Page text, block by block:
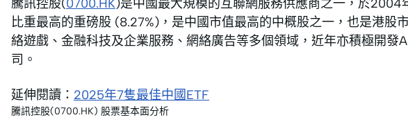
騰訊控股(0700.HK)是中國最大規模的互聯網服務供應商之一，於2004
比重最高的重磅股 (8.27%)，是中國市值最高的中概股之一，也是港股
絡遊戲、金融科技及企業服務、網絡廣告等多個領域，近年亦積極開發
司。
延伸閱讀： 2025年7隻最佳中國ETF
騰訊控股(0700.HK) 股票基本面分析